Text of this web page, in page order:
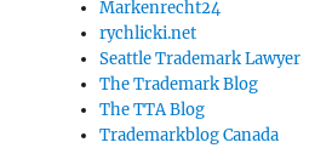
Markenrecht24
rychlicki.net
Seattle Trademark Lawyer
The Trademark Blog
The TTA Blog
Trademarkblog Canada